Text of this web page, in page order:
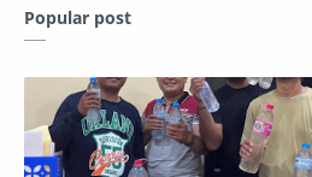
Popular post